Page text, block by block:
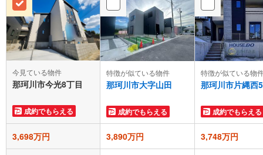
今見ている物件
那珂川市今光8丁目
成約でもらえる
特徴が似ている物件
那珂川市大字山田
成約でもらえる
特徴が似ている物
那珂川市片縄西
成約でもらえる
3,698万円 3,890万円 3,748万円